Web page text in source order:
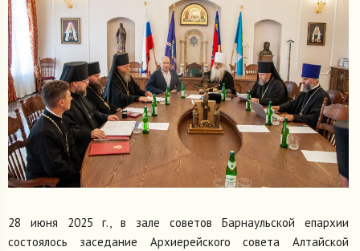
28 июня 2025 г., в зале советов Барнаульской епархии
состоялось заседание Архиерейского совета Алтайской